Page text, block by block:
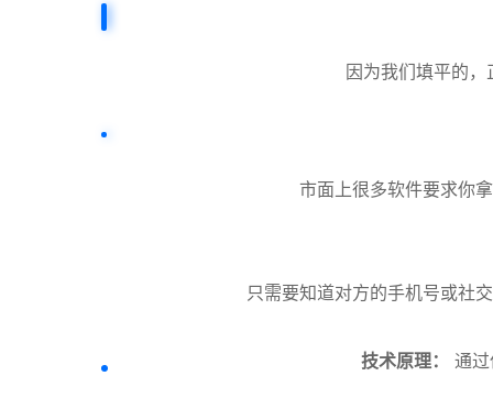
因为我们填平的
市面上很多软件要求你
只需要知道对方的手机号或社
技术原理： 通